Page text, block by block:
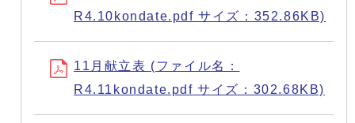
R4.10kondate.pdf サイズ：352.86KB)
11月献立表 (ファイル名：
R4.11kondate.pdf サイズ：302.68KB)